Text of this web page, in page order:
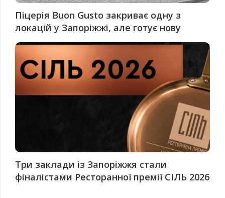
Піцерія Buon Gusto закриває одну з
локацій у Запоріжжі, але готує нову
Три заклади із Запоріжжя стали
фіналістами Ресторанної премії СІЛЬ 2026